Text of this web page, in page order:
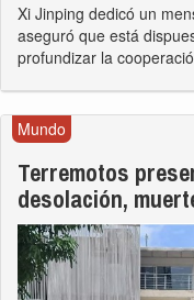
Xi Jinping dedicó un
aseguró que está
profundizar la
Mundo
Terremotos
desolación,